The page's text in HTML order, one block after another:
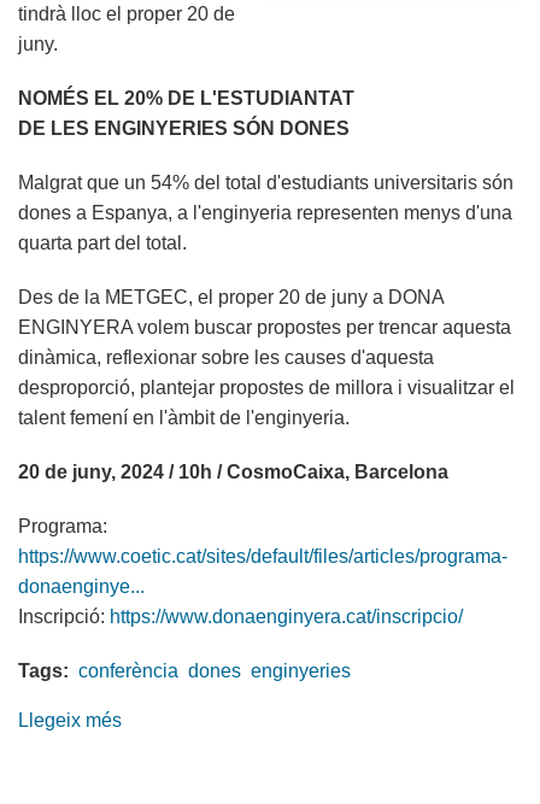
context
ciberatacs
tindrà lloc el proper 20 de
juny.
NOMÉS EL 20% DE L'ESTUDIANTAT
DE LES ENGINYERIES SÓN DONES
Malgrat que un 54% del total d'estudiants universitaris són
dones a Espanya, a l'enginyeria representen menys d'una
quarta part del total.
Des de la METGEC, el proper 20 de juny a DONA
ENGINYERA volem buscar propostes per trencar aquesta
dinàmica, reflexionar sobre les causes d'aquesta
desproporció, plantejar propostes de millora i visualitzar el
talent femení en l'àmbit de l'enginyeria.
20 de juny, 2024 / 10h / CosmoCaixa, Barcelona
Programa:
https://www.coetic.cat/sites/default/files/articles/programa-
donaenginye...
Inscripció: https://www.donaenginyera.cat/inscripcio/
Tags: conferència dones enginyeries
Llegeix més